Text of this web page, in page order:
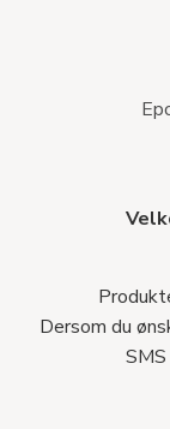
Dersom du